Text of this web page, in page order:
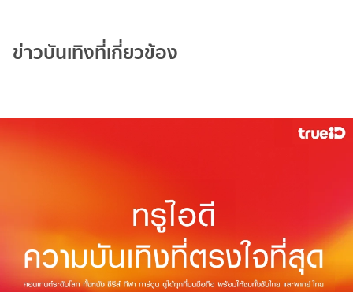
ข่าวบันเทิงที่เกี่ยวข้อง